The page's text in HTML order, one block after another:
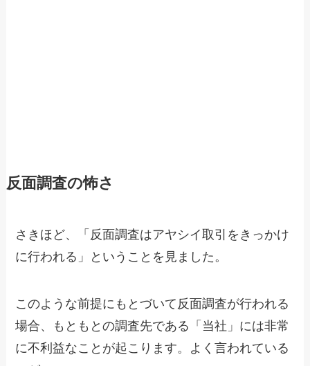
反面調査の怖さ
さきほど、「反面調査はアヤシイ取引をきっかけ
に行われる」ということを見ました。
このような前提にもとづいて反面調査が行われる
場合、もともとの調査先である「当社」には非常
に不利益なことが起こります。よく言われている